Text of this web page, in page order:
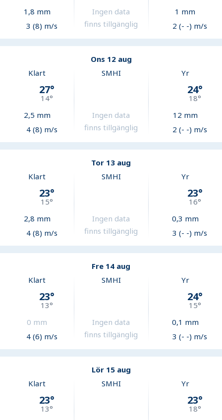
1,8 mm
3 (8) m/s
Ingen data
finns tillgänglig
1 mm
2 (- -) m/s
Ons 12 aug
Klart
27°
14°
2,5 mm
4 (8) m/s
SMHI
Ingen data
finns tillgänglig
Yr
24°
18°
12 mm
2 (- -) m/s
Tor 13 aug
Klart
23°
15°
2,8 mm
4 (8) m/s
SMHI
Ingen data
finns tillgänglig
Yr
23°
16°
0,3 mm
3 (- -) m/s
Fre 14 aug
Klart
23°
13°
0 mm
4 (6) m/s
SMHI
Ingen data
finns tillgänglig
Yr
24°
15°
0,1 mm
3 (- -) m/s
Lör 15 aug
Klart
23°
13°
SMHI Yr
23°
18°